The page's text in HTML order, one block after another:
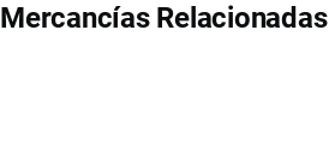
Mercancías Relacionadas